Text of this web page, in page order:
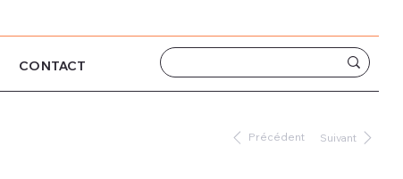
CONTACT
Précédent Suivant